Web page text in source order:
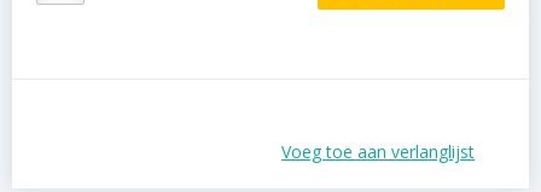
Voeg toe aan verlanglijst